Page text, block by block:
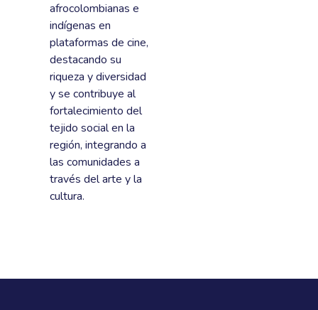
afrocolombianas e
indígenas en
plataformas de cine,
destacando su
riqueza y diversidad
y se contribuye al
fortalecimiento del
tejido social en la
región, integrando a
las comunidades a
través del arte y la
cultura.